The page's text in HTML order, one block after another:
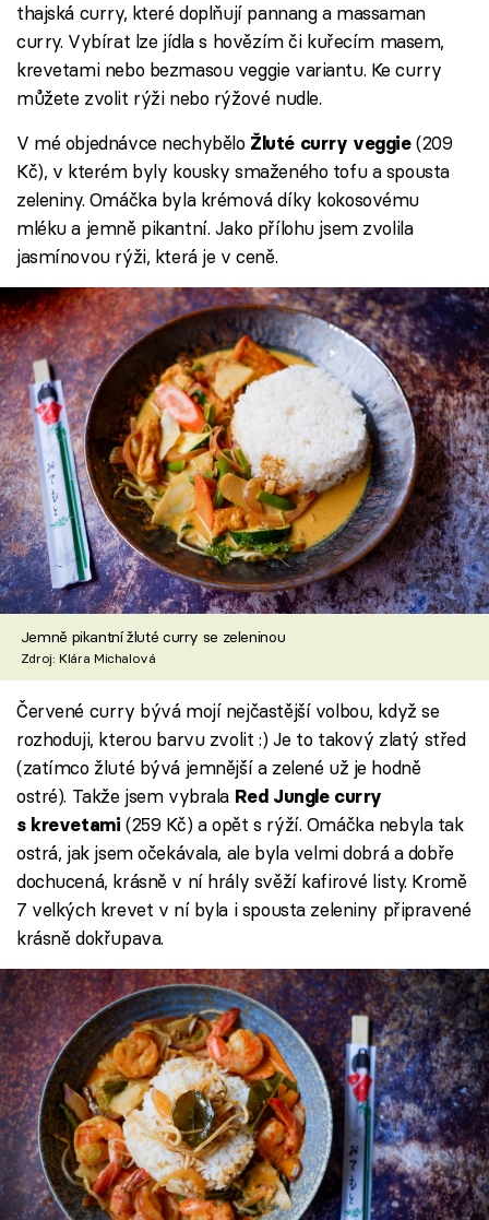
thajská curry, které doplňují pannang a massaman
curry. Vybírat lze jídla s hovězím či kuřecím masem,
krevetami nebo bezmasou veggie variantu. Ke curry
můžete zvolit rýži nebo rýžové nudle.
V mé objednávce nechybělo Žluté curry veggie(209
Kč), v kterém byly kousky smaženého tofu a spousta
zeleniny. Omáčka byla krémová díky kokosovému
mléku a jemně pikantní. Jako přílohu jsem zvolila
jasmínovou rýži, která je v ceně.
Jemně pikantní žluté curry se zeleninou
Zdroj: Klára Michalová
Červené curry bývá mojí nejčastější volbou, když se
rozhoduji, kterou barvu zvolit :) Je to takový zlatý střed
(zatímco žluté bývá jemnější a zelené už je hodně
ostré). Takže jsem vybrala Red Jungle curry
s krevetami (259 Kč) a opět s rýží. Omáčka nebyla tak
ostrá, jak jsem očekávala, ale byla velmi dobrá a dobře
dochucená, krásně v ní hrály svěží kafirové listy. Kromě
7 velkých krevet v ní byla i spousta zeleniny připravené
krásně dokřupava.